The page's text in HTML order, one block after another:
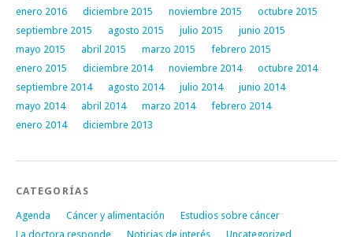
enero 2016
diciembre 2015 noviembre 2015
octubre 2015
septiembre 2015
agosto 2015 julio 2015
junio 2015
mayo 2015
abril 2015 marzo 2015
febrero 2015
enero 2015
diciembre 2014 noviembre 2014
octubre 2014
septiembre 2014
agosto 2014 julio 2014
junio 2014
mayo 2014
abril 2014 marzo 2014
febrero 2014
enero 2014
diciembre 2013
CATEGORÍAS
Agenda Cáncer y alimentación
Estudios sobre cáncer
La doctora responde
Noticias de interés Uncategorized